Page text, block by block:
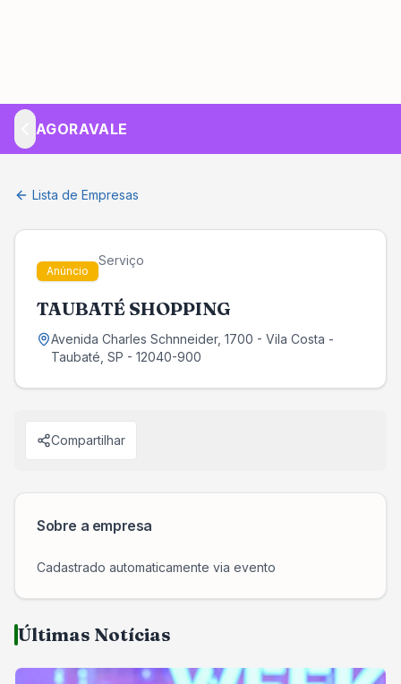
AGORAVALE
Lista de Empresas
Anúncio
Serviço
TAUBATÉ SHOPPING
Avenida Charles Schnneider, 1700 - Vila Costa -
Taubaté , SP - 12040-900
Compartilhar
Sobre a empresa
Cadastrado automaticamente via evento
Últimas Notícias